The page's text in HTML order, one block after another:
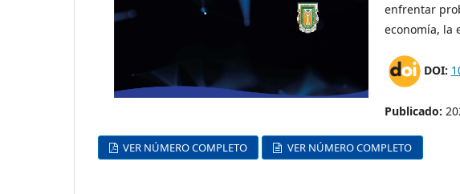
enfrentar
economía, la
DOI:
Publicado:
VER NÚMERO COMPLETO VER NÚMERO COMPLETO